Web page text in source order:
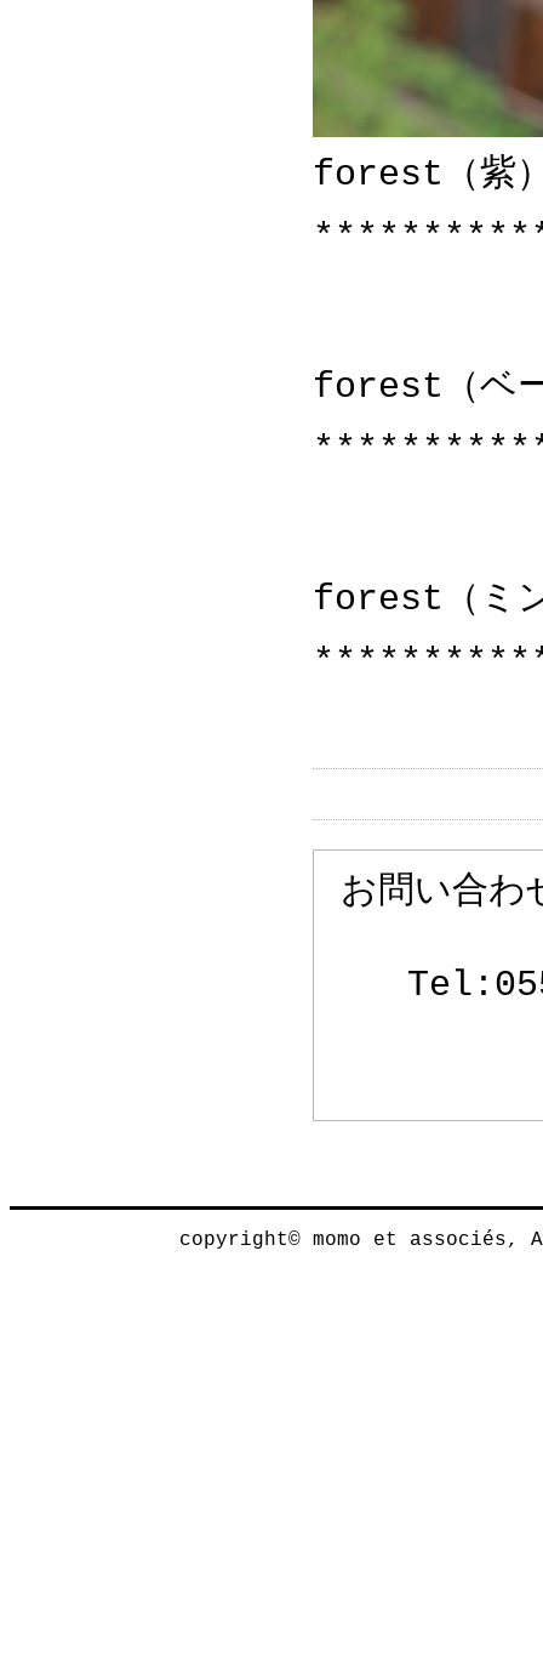
forest（紫
forest（ベ
forest（ミ
お問い合わ
copyright© momo et